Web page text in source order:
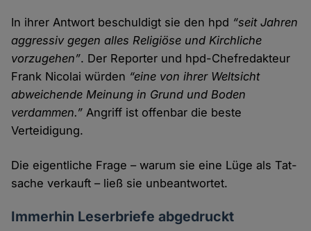
In ihrer Antwort beschuldigt sie den hpd “seit Jahren
aggressiv gegen alles Religiöse und Kirchliche
vorzu­gehen”. Der Reporter und hpd-Chef­redakteur
Frank Nicolai würden “eine von ihrer Welt­sicht
abweichende Meinung in Grund und Boden
verdammen.” Angriff ist offenbar die beste
Verteidigung.
Die eigentliche Frage – warum sie eine Lüge als Tat­
sache verkauft – ließ sie unbeantwortet.
Immerhin Leserbriefe abgedruckt